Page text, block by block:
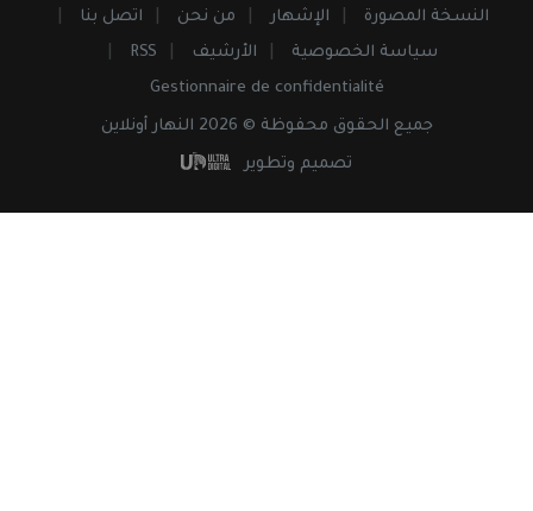
النسخة المصورة الإشهار من نحن
اتصل بنا
سياسة الخصوصية
الأرشيف
RSS
Gestionnaire de confidentialité
جميع الحقوق محفوظة © 2026 النهار أونلاين
تصميم وتطوير